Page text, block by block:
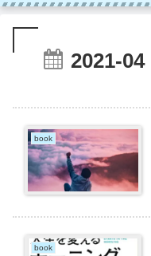
2021-04
book
book